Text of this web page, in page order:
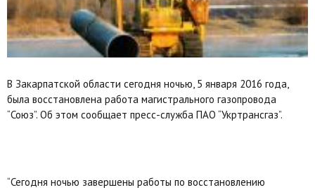
В Закарпатской области сегодня ночью, 5 января 2016 года,
была восстановлена работа магистрального газопровода
“Союз”. Об этом сообщает пресс-служба ПАО “Укртрансгаз”.
“Сегодня ночью завершены работы по восстановлению